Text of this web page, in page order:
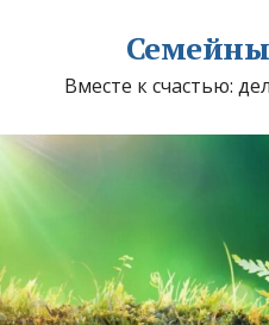
Вместе к счастью: